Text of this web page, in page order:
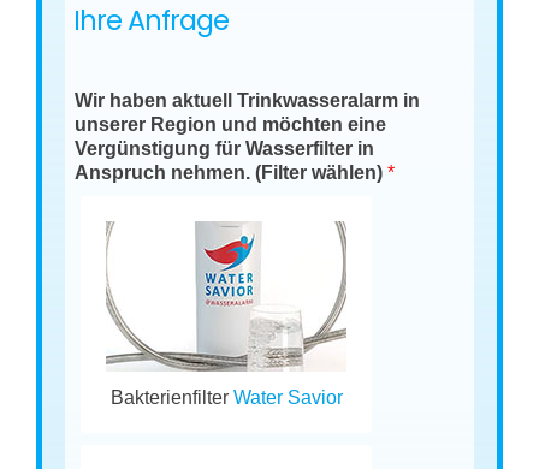
Ihre Anfrage
Wir haben aktuell Trinkwasseralarm in
unserer Region und möchten eine
Vergünstigung für Wasserfilter in
Anspruch nehmen. (Filter wählen)*
Bakterienfilter Water Savior